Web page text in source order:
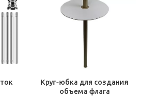
Круг-юбка для создания
объема флага